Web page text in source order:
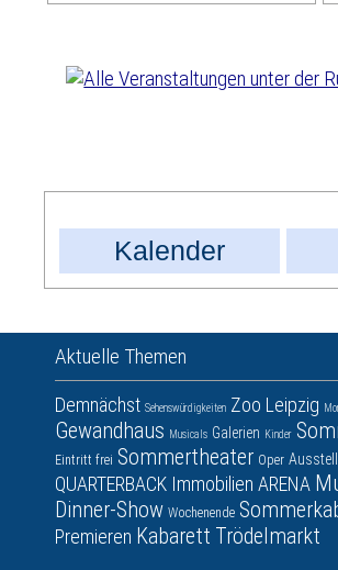
Kalender
Aktuelle Themen
Demnächst Sehenswürdigkeiten Zoo Leipzig
Gewandhaus Musicals Galerien Kinder
Eintritt frei Sommertheater Oper
QUARTERBACK Immobilien ARENA
Dinner-Show Wochenende
Premieren Kabarett Trödelmarkt